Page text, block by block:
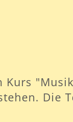
Die